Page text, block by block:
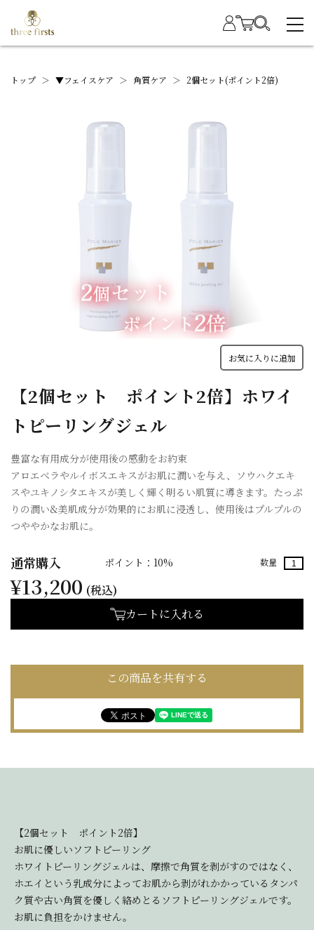
トップ ＞ ▼フェイスケア ＞ 角質ケア ＞ 2個セット(ポイント2倍)
お気に入りに追加
【2個セット ポイント2倍】ホワイ
トピーリングジェル
豊富な有用成分が使用後の感動をお約束
アロエベラやルイボスエキスがお肌に潤いを与え、ソウハクエキ
スやユキノシタエキスが美しく輝く明るい肌質に導きます。たっぷ
りの潤い&美肌成分が効果的にお肌に浸透し、使用後はプルプルの
つややかなお肌に。
通常購入 ポイント：10% 数量
¥13,200 (税込)
カートに入れる
この商品を共有する
【2個セット ポイント2倍】
お肌に優しいソフトピーリング
ホワイトピーリングジェルは、摩擦で角質を剥がすのではなく、
ホエイという乳成分によってお肌から剥がれかかっているタンパ
ク質や古い角質を優しく絡めとるソフトピーリングジェルです。
お肌に負担をかけません。